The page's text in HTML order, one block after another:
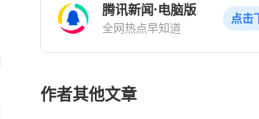
腾讯新闻·电脑版
全网热点早知道
点击
作者其他文章